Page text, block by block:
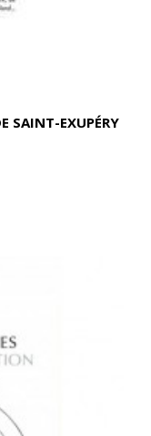
SAINT-EXUPÉRY